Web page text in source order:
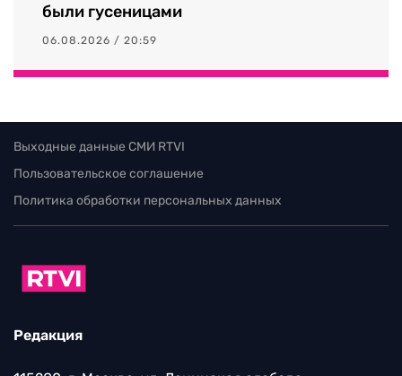
были гусеницами
06.08.2026 / 20:59
Выходные данные СМИ RTVI
Пользовательское соглашение
Политика обработки персональных данных
Редакция